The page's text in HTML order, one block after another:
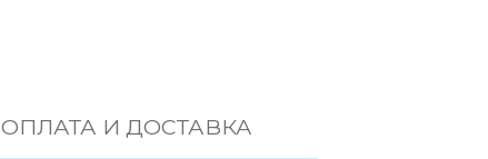
ОПЛАТА И ДОСТАВКА